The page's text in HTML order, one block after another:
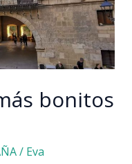
bonitos
/ Eva